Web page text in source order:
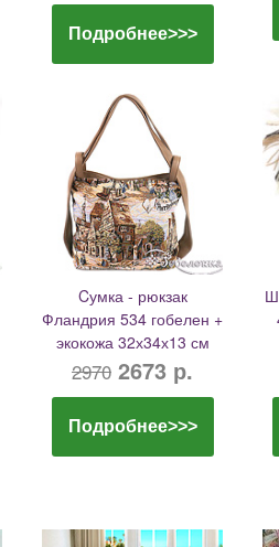
Подробнее>>>
Cумка - рюкзак
Фландрия 534 гобелен +
экокожа 32х34х13 см
2970 2673 р.
Подробнее>>>